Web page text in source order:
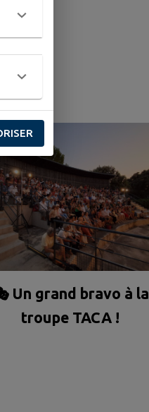
Un grand bravo à la
troupe TACA !